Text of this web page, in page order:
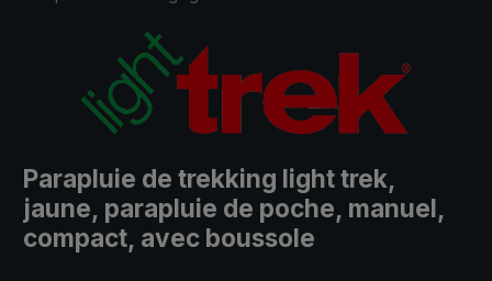
Parapluie de trekking light trek,
jaune, parapluie de poche, manuel,
compact, avec boussole